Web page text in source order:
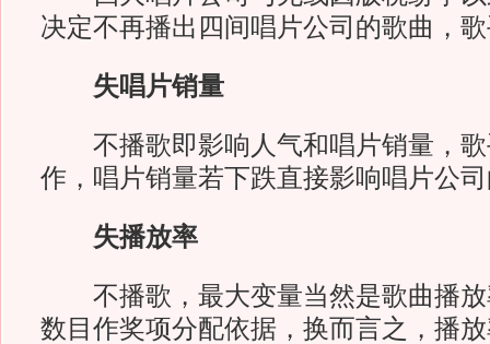
决定不再播出四间唱片公司的歌曲，
失唱片销量
不播歌即影响人气和唱片销量，歌
作，唱片销量若下跌直接影响唱片公
失播放率
不播歌，最大变量当然是歌曲播放
数目作奖项分配依据，换而言之，播